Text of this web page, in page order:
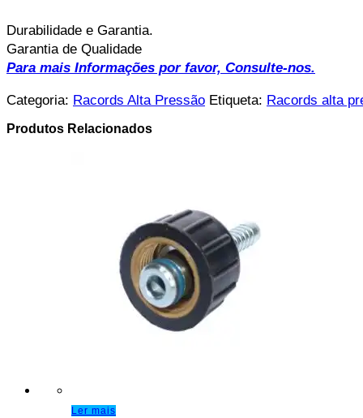
Durabilidade e Garantia.
Garantia de Qualidade
Para mais Informações por favor, Consulte-nos.
Categoria: Racords Alta Pressão Etiqueta: Racords alta
Produtos Relacionados
Ler mais